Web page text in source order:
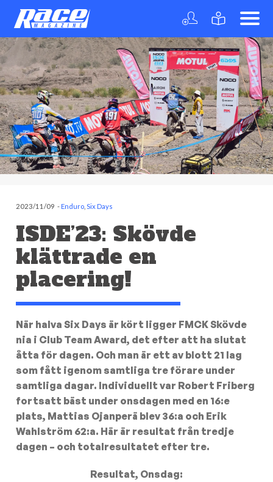
2023/11/09 -Enduro Six Days
ISDE’23: Skövde
klättrade en
placering!
När halva Six Days är kört ligger FMCK Skövde
nia i Club Team Award, det efter att ha slutat
åtta för dagen. Och man är ett av blott 21 lag
som fått igenom samtliga tre förare under
samtliga dagar. Individuellt var Robert Friberg
fortsatt bäst under onsdagen med en 16:e
plats, Mattias Ojanperä blev 36:a och Erik
Wahlström 62:a. Här är resultat från tredje
dagen – och totalresultatet efter tre.
Resultat, Onsdag: